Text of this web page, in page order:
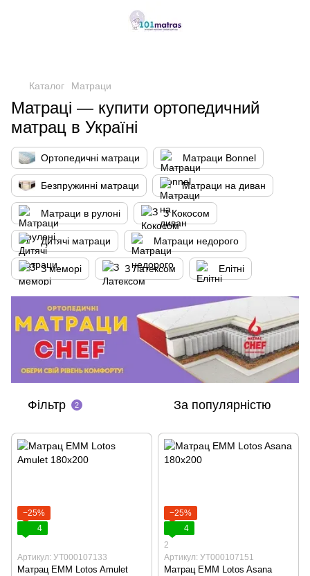
Каталог Матраци
Матраці — купити ортопедичний
матрац в Україні
Ортопедичні матраци Матраци Bonnel
Безпружинні матраци Матраци на диван
Матраци в рулоні З Кокосом
Дитячі матраци Матраци недорого
З меморі З Латексом Елітні
Фільтр 2 За популярністю
−25%
4
Артикул: УТ000107133
Матрац EMM Lotos Amulet
−25%
4
2
Артикул: УТ000107151
Матрац EMM Lotos Asana